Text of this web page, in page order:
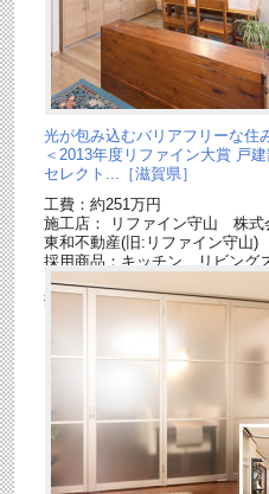
光が包み込むバリアフリーな住
＜2013年度リファイン大賞 戸建
セレクト...［滋賀県］
工費：約251万円
施工店： リファイン守山 株式
東和不動産(旧:リファイン守山)
採用商品：キッチン リビング
ションL[終了品]
採用商品：リビングステーショ